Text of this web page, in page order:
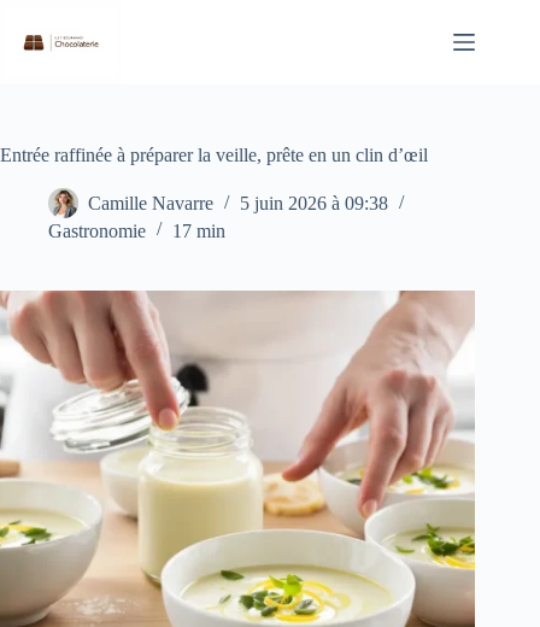
contenu
Entrée raffinée à préparer la veille, prête en un clin d’œil
Camille Navarre
5 juin 2026 à 09:38
Gastronomie
17 min